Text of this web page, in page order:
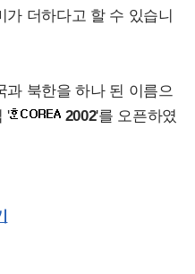
더하다고 할 수 있습니
과 북한을 하나 된 이름으
'
2002'를 오픈하였